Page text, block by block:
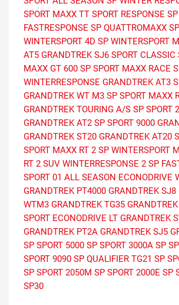
SPORT MAXX TT SPORT RESPONSE
FASTRESPONSE SP QUATTROMAXX SP
WINTERSPORT 4D SP WINTERSPORT
AT5 GRANDTREK SJ6 SPORT CLASSIC
MAXX GT 600 SP SPORT MAXX RACE
WINTERRESPONSE GRANDTREK AT3
GRANDTREK WT M3 SP SPORT MAXX
GRANDTREK TOURING A/S SP SPORT
GRANDTREK AT2 SP SPORT 9000
GRANDTREK ST20 GRANDTREK AT20
SPORT MAXX RT 2 SP WINTERSPORT
RT 2 SUV WINTERRESPONSE 2 SP
SPORT 01 ALL SEASON ECONODRIVE
GRANDTREK PT4000 GRANDTREK SJ8
WTM3 GRANDTREK TG35
SPORT ECONODRIVE LT GRANDTREK
GRANDTREK PT2A GRANDTREK SJ5
SP SPORT 5000 SP SPORT 3000A SP
SPORT 9090 SP QUALIFIER TG21 SP
SP SPORT 2050M SP SPORT 2000E SP
SP30